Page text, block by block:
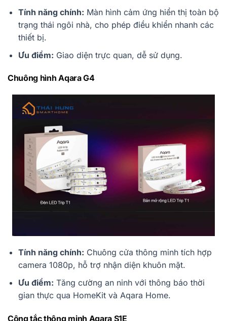
Tính năng chính: Màn hình cảm ứng hiển thị toàn bộ
trạng thái ngôi nhà, cho phép điều khiển nhanh các
thiết bị.
Ưu điểm: Giao diện trực quan, dễ sử dụng.
Chuông hình Aqara G4
Tính năng chính: Chuông cửa thông minh tích hợp
camera 1080p, hỗ trợ nhận diện khuôn mặt.
Ưu điểm: Tăng cường an ninh với thông báo thời
gian thực qua HomeKit và Aqara Home.
Công tắc thông minh Aqara S1E